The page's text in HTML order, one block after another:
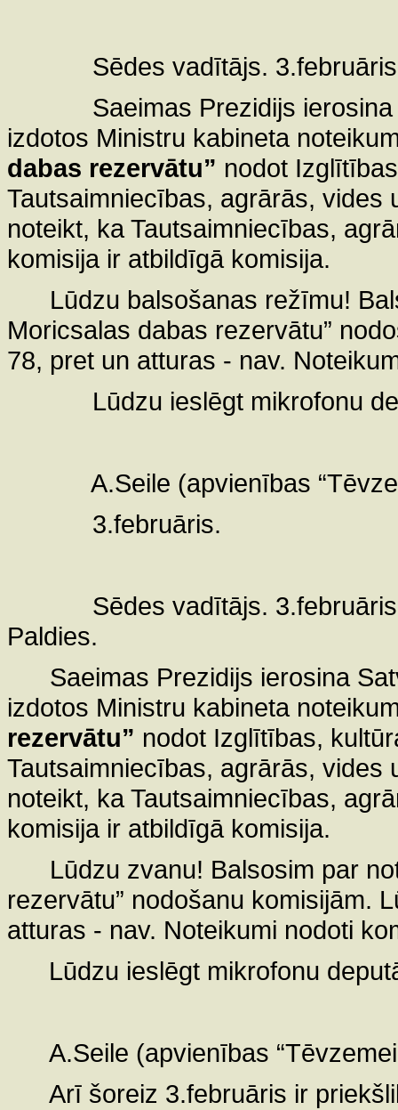
Sēdes vadītājs.
Saeimas Prezidijs
izdotos Ministru kabineta
dabas rezervātu” nodot
Tautsaimniecības, agrārās, vides
noteikt, ka Tautsaimniecības,
komisija ir atbildīgā komisija.
Lūdzu balsošanas režīmu!
Moricsalas dabas rezervātu”
78, pret un atturas - nav.
Lūdzu ieslēgt mikrofonu
A.Seile (apvienības
3.februāris.
Sēdes vadītājs.
Paldies.
Saeimas Prezidijs ierosina
izdotos Ministru kabineta
rezervātu” nodot Izglītības,
Tautsaimniecības, agrārās, vides
noteikt, ka Tautsaimniecības,
komisija ir atbildīgā komisija.
Lūdzu zvanu! Balsosim par
rezervātu” nodošanu komisijām.
atturas - nav. Noteikumi nodoti
Lūdzu ieslēgt mikrofonu
A.Seile (apvienības
Arī šoreiz 3.februāris ir